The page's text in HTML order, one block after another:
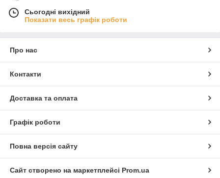
Сьогодні вихідний
Показати весь графік роботи
Про нас
Контакти
Доставка та оплата
Графік роботи
Повна версія сайту
Сайт створено на маркетплейсі Prom.ua